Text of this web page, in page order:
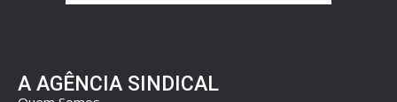
A AGÊNCIA SINDICAL